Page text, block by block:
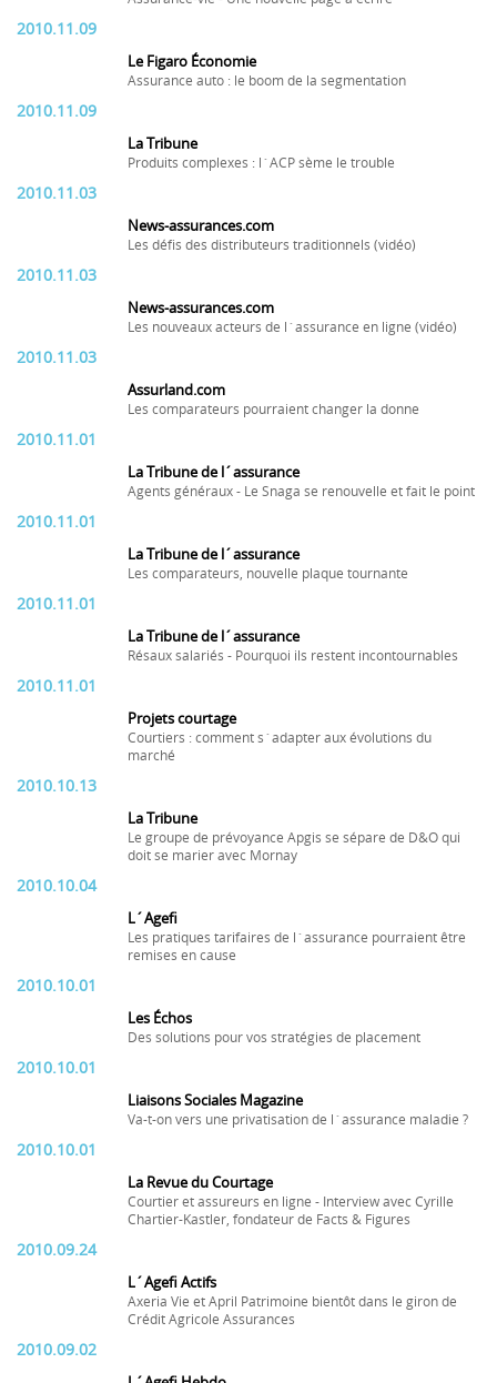
2010.11.09
Le Figaro Économie
Assurance auto : le boom de la segmentation
2010.11.09
La Tribune
Produits complexes : l´ACP sème le trouble
2010.11.03
News-assurances.com
Les défis des distributeurs traditionnels (vidéo)
2010.11.03
News-assurances.com
Les nouveaux acteurs de l´assurance en ligne (vidéo)
2010.11.03
Assurland.com
Les comparateurs pourraient changer la donne
2010.11.01
La Tribune de l´assurance
Agents généraux - Le Snaga se renouvelle et fait le point
2010.11.01
La Tribune de l´assurance
Les comparateurs, nouvelle plaque tournante
2010.11.01
La Tribune de l´assurance
Résaux salariés - Pourquoi ils restent incontournables
2010.11.01
Projets courtage
Courtiers : comment s´adapter aux évolutions du
marché
2010.10.13
La Tribune
Le groupe de prévoyance Apgis se sépare de D&O qui
doit se marier avec Mornay
2010.10.04
L´Agefi
Les pratiques tarifaires de l´assurance pourraient être
remises en cause
2010.10.01
Les Échos
Des solutions pour vos stratégies de placement
2010.10.01
Liaisons Sociales Magazine
Va-t-on vers une privatisation de l´assurance maladie ?
2010.10.01
La Revue du Courtage
Courtier et assureurs en ligne - Interview avec Cyrille
Chartier-Kastler, fondateur de Facts & Figures
2010.09.24
L´Agefi Actifs
Axeria Vie et April Patrimoine bientôt dans le giron de
Crédit Agricole Assurances
2010.09.02